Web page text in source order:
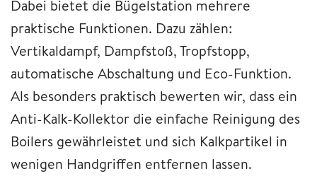
Dabei bietet die Bügelstation mehrere
praktische Funktionen. Dazu zählen:
Vertikaldampf, Dampfstoß, Tropfstopp,
automatische Abschaltung und Eco-Funktion.
Als besonders praktisch bewerten wir, dass ein
Anti-Kalk-Kollektor die einfache Reinigung des
Boilers gewährleistet und sich Kalkpartikel in
wenigen Handgriffen entfernen lassen.